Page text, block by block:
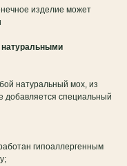
изделие может
натуральными
натуральный мох, из
добавляется специальный
гипоаллергенным